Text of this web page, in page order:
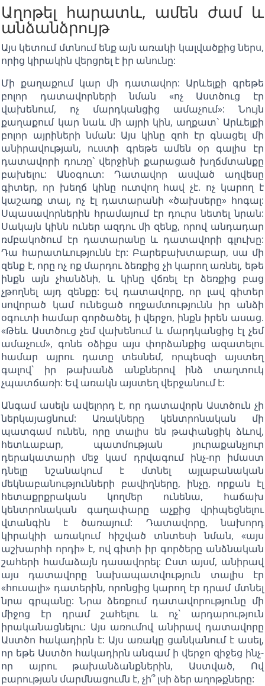
Աղոթել հարատև, ամեն ժամ և
անձանձրույթ
Այս կետում մտնում ենք այն առակի կալվածքից ներս,
որից կիրակին վերցրել է իր անունը:
Մի քաղաքում կար մի դատավոր: Արևելքի գրեթե
բոլոր դատավորների նման «ոչ Աստծուց էր
վախենում, ոչ մարդկանցից ամաչում»: Նույն
քաղաքում կար նաև մի այրի կին, աղքատ` Արևելքի
բոլոր այրիների նման: Այս կինը զոհ էր գնացել մի
անիրավության, ուստի գրեթե ամեն օր գալիս էր
դատավորի դուռը` վերջինի քարացած խղճմտանքը
բախելու: Անօգուտ: Դատավոր ասված աղվեսը
գիտեր, որ խեղճ կինը ուտվող հավ չէ. ոչ կարող է
կաշառք տալ, ոչ էլ դատարանի «ծախսերը» հոգալ:
Սպասավորներին հրամայում էր դուրս նետել նրան:
Սակայն կինն ուներ ազդու մի զենք, որով անդադար
ռմբակոծում էր դատարանը և դատավորի գլուխը:
Դա հարատևությունն էր: Բարեբախտաբար, սա մի
զենք է, որը ոչ ոք մարդու ձեռքից չի կարող առնել, եթե
ինքն այն չհանձնի, և կինը վճռել էր ձեռքից բաց
չթողնել այդ զենքը: Եվ դատավորը, որ լավ գիտեր
սովորած կամ ունեցած ողջամտությունն իր անձի
օգուտի համար գործածել, ի վերջո, ինքն իրեն ասաց.
«Թեև Աստծուց չեմ վախենում և մարդկանցից էլ չեմ
ամաչում», գոնե օձիքս այս փորձանքից ազատելու
համար այրու դատը տեսնեմ, որպեսզի այստեղ
գալով` իր թախանձ անքներով ինձ տաղտուկ
չպատճառի: Եվ առակն այստեղ վերջանում է:
Անգամ ասելն ավելորդ է, որ դատավորն Աստծուն չի
ներկայացնում: Առակները կենտրոնական մի
պատգամ ունեն, որը տալիս են թափանցիկ ձևով,
հետևաբար, պատմության յուրաքանչյուր
դերակատարի մեջ կամ դրվագում ինչ-որ իմաստ
դնելը նշանակում է մտնել այլաբանական
մեկնաբանությունների բավիղները, ինչը, որքան էլ
հետաքրքրական կողմեր ունենա, հաճախ
կենտրոնական գաղափարը աչքից վրիպեցնելու
վտանգին է ծառայում: Դատավորը, նախորդ
կիրակիի առակում հիշված տնտեսի նման, «այս
աշխարհի որդի» է, ով գիտի իր գործերը անձնական
շահերի համաձայն դասավորել: Ըստ այսմ, անիրավ
այս դատավորը նախապատվություն տալիս էր
«հուսալի» դատերին, որոնցից կարող էր դրամ մտնել
նրա գրպանը: Նրա ձեռքում դատավորությունը մի
միջոց էր դրամ շահելու և ոչ` արդարություն
իրականացնելու: Այս առումով անիրավ դատավորը
Աստծո հակադիրն է: Այս առակը ցանկանում է ասել,
որ եթե Աստծո հակադիրն անգամ ի վերջո զիջեց ինչ-
որ այրու թախանձանքներին, Աստված, Ով
բարության մարմնացումն է, չի՞ լսի ձեր աղոթքները: